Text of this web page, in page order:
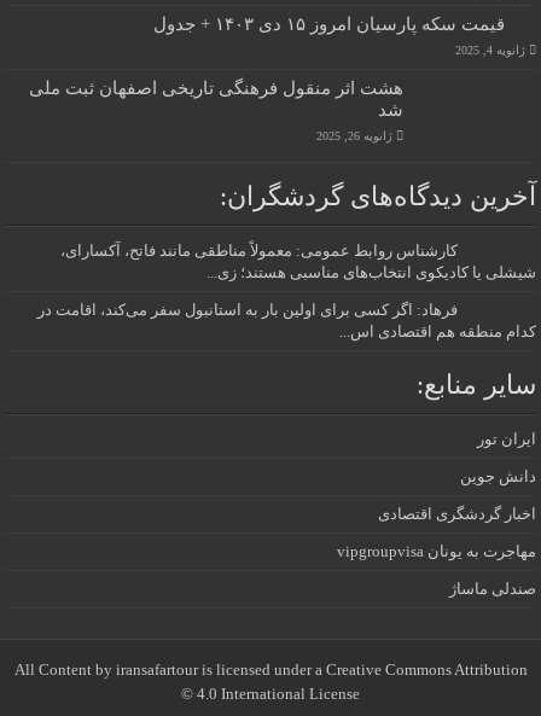
قیمت سکه پارسیان امروز ۱۵ دی ۱۴۰۳ + جدول
ژانویه 4, 2025
هشت اثر منقول فرهنگی تاریخی اصفهان ثبت ملی
شد
ژانویه 26, 2025
آخرین دیدگاه‌های گردشگران:
کارشناس روابط عمومی: معمولاً مناطقی مانند فاتح، آکسارای،
شیشلی یا کادیکوی انتخاب‌های مناسبی هستند؛ زی...
فرهاد: اگر کسی برای اولین بار به استانبول سفر می‌کند، اقامت در
کدام منطقه هم اقتصادی اس...
سایر منابع:
ایران تور
دانش جوین
اخبار گردشگری اقتصادی
مهاجرت به یونان vipgroupvisa
صندلی ماساژ
All Content by iransafartour is licensed under a Creative Commons Attribution
4.0 International License ©️